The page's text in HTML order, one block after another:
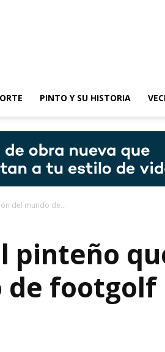
PINTO Y SU HISTORIA
del mundo de...
pinteño
de footgolf